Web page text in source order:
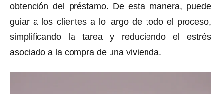
obtención del préstamo. De esta manera, puede
guiar a los clientes a lo largo de todo el proceso,
simplificando la tarea y reduciendo el estrés
asociado a la compra de una vivienda.